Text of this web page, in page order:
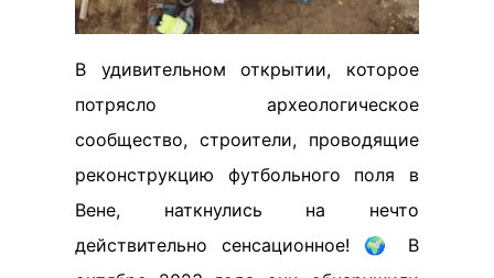
В удивительном открытии, которое
потрясло археологическое
сообщество, строители, проводящие
реконструкцию футбольного поля в
Вене, наткнулись на нечто
действительно сенсационное! 🌍 В